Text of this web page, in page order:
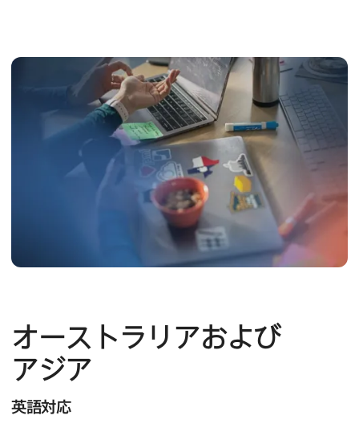
オーストラリアおよび​
アジア
英語対応